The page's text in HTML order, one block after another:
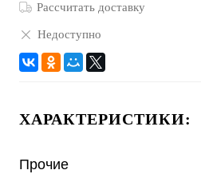
Рассчитать доставку
Недоступно
ХАРАКТЕРИСТИКИ:
Прочие